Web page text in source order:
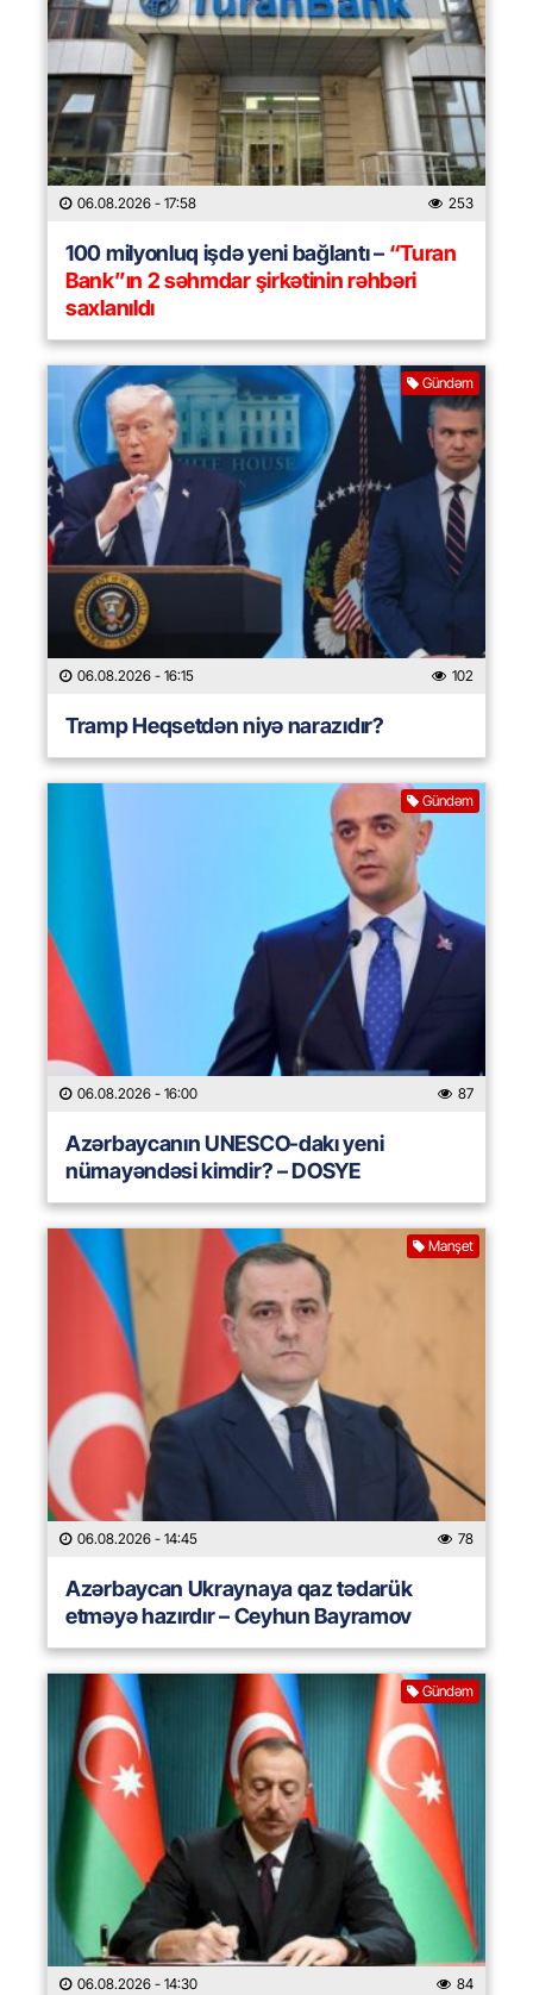
06.08.2026 - 17:58 253
100 milyonluq işdə yeni bağlantı –“Turan
Bank”ın 2 səhmdar şirkətinin rəhbəri
saxlanıldı
Gündəm
06.08.2026 - 16:15 102
Tramp Heqsetdən niyə narazıdır?
Gündəm
06.08.2026 - 16:00 87
Azərbaycanın UNESCO-dakı yeni
nümayəndəsi kimdir? – DOSYE
Manşet
06.08.2026 - 14:45 78
Azərbaycan Ukraynaya qaz tədarük
etməyə hazırdır – Ceyhun Bayramov
Gündəm
06.08.2026 - 14:30 84